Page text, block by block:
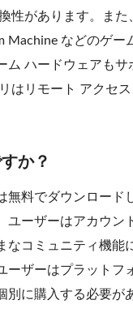
性があります。また
Machine などのゲー
ム ハードウェアもサ
はリモート アクセ
か？
無料でダウンロード
ユーザーはアカウン
なコミュニティ機能
ーザーはプラットフ
別に購入する必要が